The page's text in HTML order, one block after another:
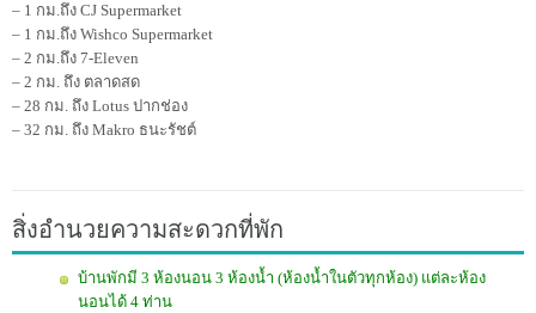
– 1 กม.ถึง CJ Supermarket
– 1 กม.ถึง Wishco Supermarket
– 2 กม.ถึง 7-Eleven
– 2 กม. ถึง ตลาดสด
– 28 กม. ถึง Lotus ปากช่อง
– 32 กม. ถึง Makro ธนะรัชต์
สิ่งอำนวยความสะดวกที่พัก
บ้านพักมี 3 ห้องนอน 3 ห้องน้ำ (ห้องน้ำในตัวทุกห้อง) แต่ละห้อง
นอนได้ 4 ท่าน